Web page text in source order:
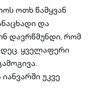
ოთხ წამყვან
და
დავრწმუნდი, რომ
ყველაფერი
უკვე